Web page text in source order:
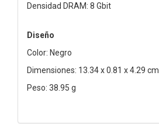
Densidad DRAM: 8 Gbit
Diseño
Color: Negro
Dimensiones: 13.34 x 0.81 x 4.29 cm
Peso: 38.95 g